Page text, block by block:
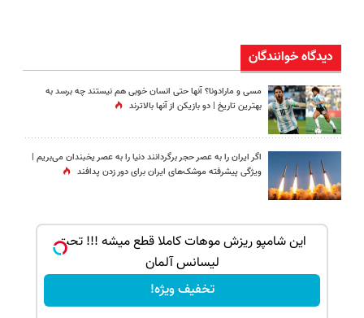
دیدگاه خوانندگان
مسی و مارادونا؟ آنها حتی انسان خوبی هم نیستند چه برسد به
بهترین تاریخ | دو بازیکن از آنها بالاترند
اگر ایران را به عصر حجر برگردانند دنیا را به عصر یخبندان می‌بریم |
ویژگی پیشرفته موشک‌های ایران برای دور زدن پدافند
این شامپو ریزش موهات کاملا قطع میشه !!! تحت
لیسانس آلمان
تخفیف ویژه!